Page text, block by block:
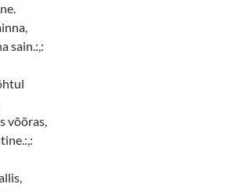
sain.:,:
võõras,